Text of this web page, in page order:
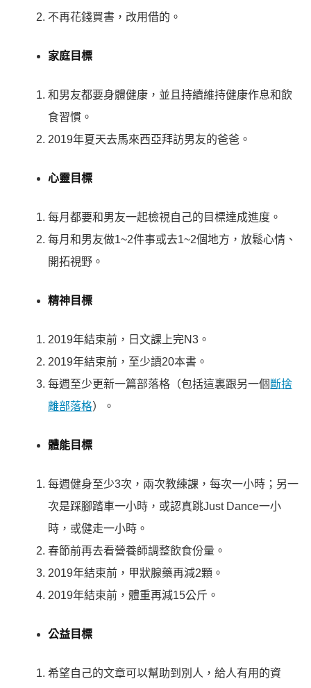
不再花錢買書，改用借的。
家庭目標
和男友都要身體健康，並且持續維持健康作息和飲
食習慣。
2019年夏天去馬來西亞拜訪男友的爸爸。
心靈目標
每月都要和男友一起檢視自己的目標達成進度。
每月和男友做1~2件事或去1~2個地方，放鬆心情、
開拓視野。
精神目標
2019年結束前，日文課上完N3。
2019年結束前，至少讀20本書。
每週至少更新一篇部落格（包括這裏跟另一個 斷捨
離部落格）。
體能目標
每週健身至少3次，兩次教練課，每次一小時；另一
次是踩腳踏車一小時，或認真跳Just Dance一小
時，或健走一小時。
春節前再去看營養師調整飲食份量。
2019年結束前，甲狀腺藥再減2顆。
2019年結束前，體重再減15公斤。
公益目標
希望自己的文章可以幫助到別人，給人有用的資